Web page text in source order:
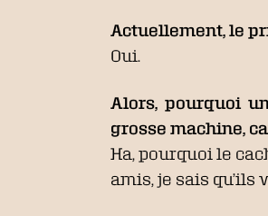
Actuellement, le
Oui.
Alors, pourquoi
grosse machine,
Ha, pourquoi le
amis, je sais